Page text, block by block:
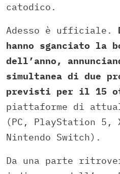
catodico.
Adesso è ufficiale.
hanno sganciato la
dell’anno,
simultanea di due
previsti per il 15
piattaforme di
(PC, PlayStation 5,
Nintendo Switch).
Da una parte